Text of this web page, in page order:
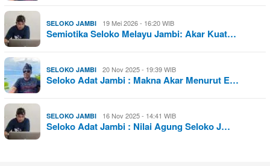
SELOKO JAMBI 19 Mei 2026 - 16:20 WIB
Semiotika Seloko Melayu Jambi: Akar Kuat…
SELOKO JAMBI 20 Nov 2025 - 19:39 WIB
Seloko Adat Jambi : Makna Akar Menurut E…
SELOKO JAMBI 16 Nov 2025 - 14:41 WIB
Seloko Adat Jambi : Nilai Agung Seloko J…